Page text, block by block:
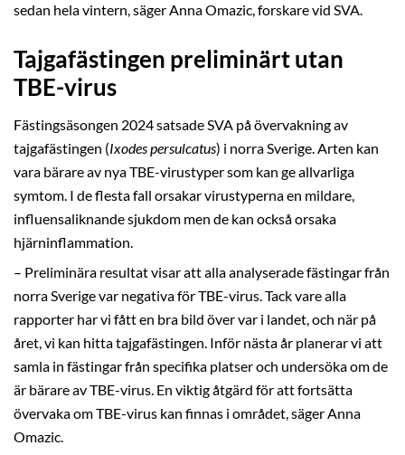
sedan hela vintern, säger Anna Omazic, forskare vid SVA.
Tajgafästingen preliminärt utan
TBE-virus
Fästingsäsongen 2024 satsade SVA på övervakning av
tajgafästingen (Ixodes persulcatus) i norra Sverige. Arten kan
vara bärare av nya TBE-virustyper som kan ge allvarliga
symtom. I de flesta fall orsakar virustyperna en mildare,
influensaliknande sjukdom men de kan också orsaka
hjärninflammation.
– Preliminära resultat visar att alla analyserade fästingar från
norra Sverige var negativa för TBE-virus. Tack vare alla
rapporter har vi fått en bra bild över var i landet, och när på
året, vi kan hitta tajgafästingen. Inför nästa år planerar vi att
samla in fästingar från specifika platser och undersöka om de
är bärare av TBE-virus. En viktig åtgärd för att fortsätta
övervaka om TBE-virus kan finnas i området, säger Anna
Omazic.